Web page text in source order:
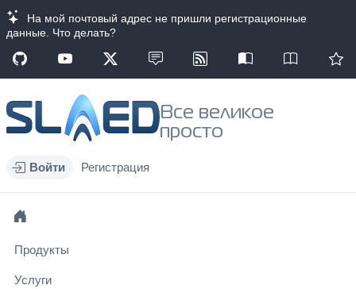
На мой почтовый адрес не пришли регистрационные
данные. Что делать?
Все великое
просто
Войти Регистрация
Продукты
Услуги